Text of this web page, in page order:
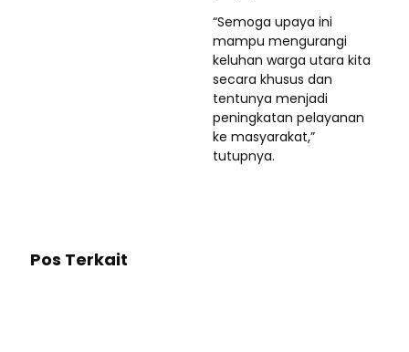
“Semoga upaya ini
mampu mengurangi
keluhan warga utara kita
secara khusus dan
tentunya menjadi
peningkatan pelayanan
ke masyarakat,”
tutupnya.
Pos Terkait